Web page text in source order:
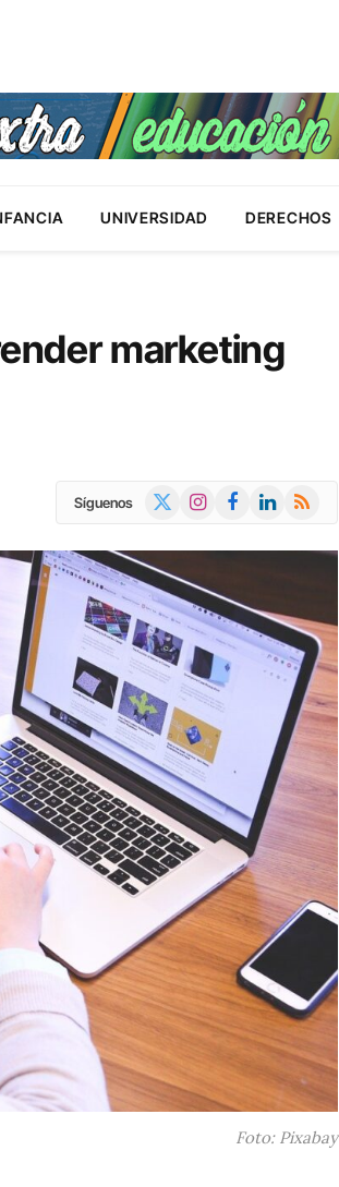
UNIVERSIDAD DERECHOS
marketing
Síguenos InstagramFacebookLinkedIn
RSS
Foto: Pixabay